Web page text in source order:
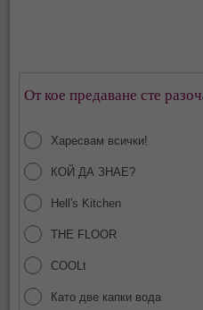
От кое предаване сте
Харесвам всички!
КОЙ ДА ЗНАЕ?
Hell's Kitchen
THE FLOOR
COOLt
Като две капки вода